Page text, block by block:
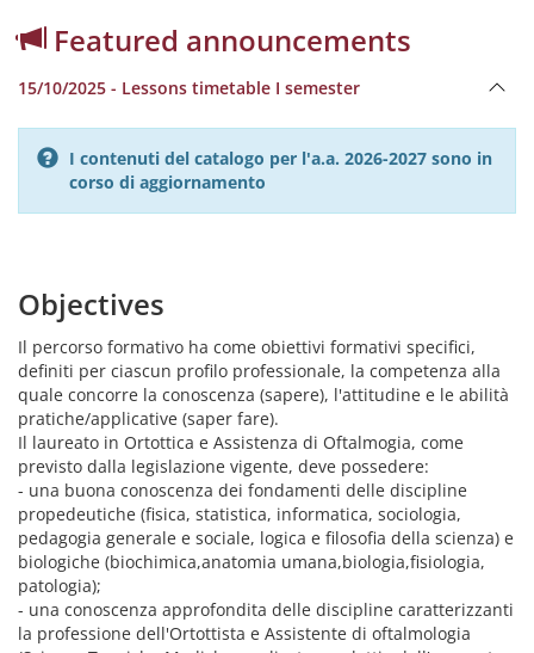
Featured announcements
15/10/2025 - Lessons timetable I semester
I contenuti del catalogo per l'a.a. 2026-2027 sono in
corso di aggiornamento
Objectives
Il percorso formativo ha come obiettivi formativi specifici,
definiti per ciascun profilo professionale, la competenza alla
quale concorre la conoscenza (sapere), l'attitudine e le abilità
pratiche/applicative (saper fare).
Il laureato in Ortottica e Assistenza di Oftalmogia, come
previsto dalla legislazione vigente, deve possedere:
- una buona conoscenza dei fondamenti delle discipline
propedeutiche (fisica, statistica, informatica, sociologia,
pedagogia generale e sociale, logica e filosofia della scienza) e
biologiche (biochimica,anatomia umana,biologia,fisiologia,
patologia);
- una conoscenza approfondita delle discipline caratterizzanti
la professione dell'Ortottista e Assistente di oftalmologia